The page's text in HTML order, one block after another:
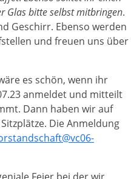
Glas bitte selbst mitbringen.
Geschirr. Ebenso werden
und freuen uns über
es schön, wenn ihr
anmeldet und mitteilt
Dann haben wir auf
Die Anmeldung